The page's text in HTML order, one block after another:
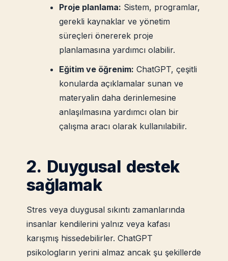
Proje planlama: Sistem, programlar,
gerekli kaynaklar ve yönetim
süreçleri önererek proje
planlamasına yardımcı olabilir.
Eğitim ve öğrenim: ChatGPT, çeşitli
konularda açıklamalar sunan ve
materyalin daha derinlemesine
anlaşılmasına yardımcı olan bir
çalışma aracı olarak kullanılabilir.
2. Duygusal destek
sağlamak
Stres veya duygusal sıkıntı zamanlarında
insanlar kendilerini yalnız veya kafası
karışmış hissedebilirler. ChatGPT
psikologların yerini almaz ancak şu şekillerde